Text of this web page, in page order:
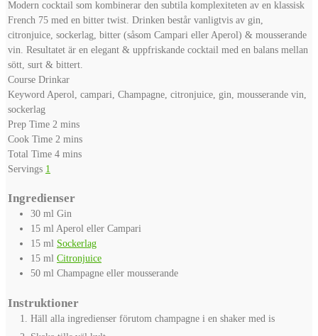
Modern cocktail som kombinerar den subtila komplexiteten av en klassisk
French 75 med en bitter twist. Drinken består vanligtvis av gin,
citronjuice, sockerlag, bitter (såsom Campari eller Aperol) & mousserande
vin. Resultatet är en elegant & uppfriskande cocktail med en balans mellan
sött, surt & bittert.
Course Drinkar
Keyword Aperol, campari, Champagne, citronjuice, gin, mousserande vin,
sockerlag
Prep Time 2 minutes
mins
Cook Time 2 minutes
mins
Total Time 4minutes
mins
Servings 1
Ingredienser
30 ml Gin
15 mlAperol eller Campari
15 ml Sockerlag
15 ml Citronjuice
50 ml Champagne eller mousserande
Instruktioner
Häll alla ingredienser förutom champagne i en shaker med is